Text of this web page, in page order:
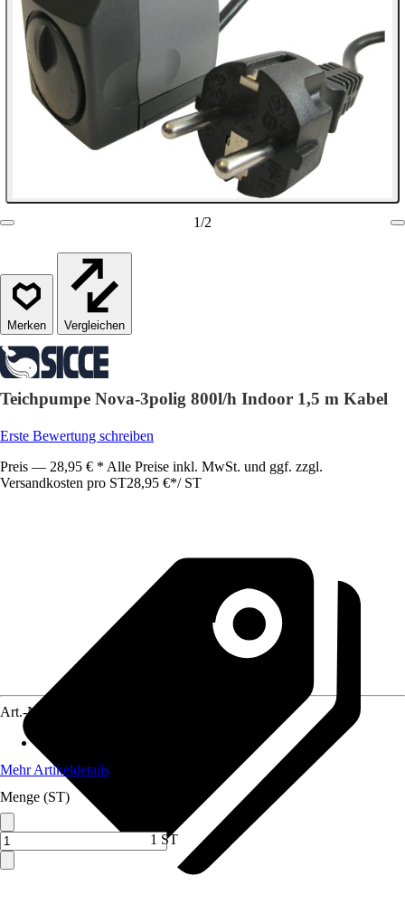
1/2
Vergleichen
Teichpumpe Nova-3polig 800l/h Indoor 1,5 m Kabel
Erste Bewertung schreiben
Preis — 28,95 € * Alle Preise inkl. MwSt. und ggf. zzgl.
Versandkosten pro ST28,95 €*/ ST
Art.-Nr.
Mehr Artikeldetails
Menge (ST)
1 ST